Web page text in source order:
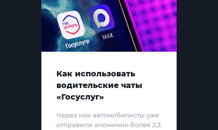
Как использовать
водительские чаты
«Госуслуг»
Через них автомобилисты уже
отправили анонимно более 2,3